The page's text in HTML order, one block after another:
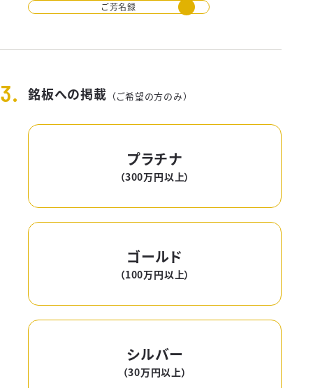
ご芳名録
銘板への掲載 （ご希望の方のみ）
プラチナ
（300万円以上）
ゴールド
（100万円以上）
シルバー
（30万円以上）